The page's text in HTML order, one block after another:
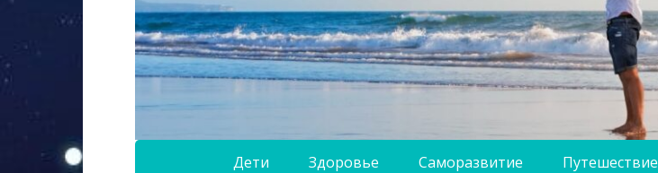
Дети Здоровье Саморазвитие Путешествие